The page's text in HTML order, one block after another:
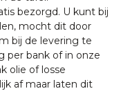
bezorgd. U kunt bij
mocht dit door
bij de levering te
per bank of in onze
olie of losse
af maar laten dit